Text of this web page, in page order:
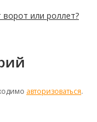
или роллет?
авторизоваться.